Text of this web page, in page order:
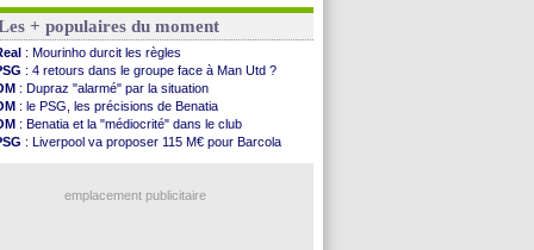
Man Utd: Vitek vendu à Middlesbrough (off.)
PSV : Sano recruté pour 14,5 M€ (officiel)
OM: Coventry pense à Angel Gomes
: Rafel Pol satisfait des progrès
: le Barça vainqueur puis battu
: Calhanoglu prêt à prolonger
: Abdelmonem veut rester
: le classement complet
: les résultats de la soirée
: Ivanovic proche de Lens
+ populaires du moment
: Mourinho durcit les règles
: 4 retours dans le groupe face à Man Utd ?
: Dupraz "alarmé" par la situation
: le PSG, les précisions de Benatia
: Benatia et la "médiocrité" dans le club
: Liverpool va proposer 115 M€ pour Barcola
emplacement publicitaire